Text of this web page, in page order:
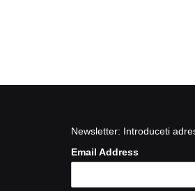
Newsletter: Introduceti
Email Address